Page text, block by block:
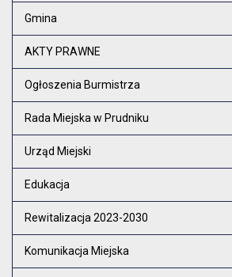
Gmina
AKTY PRAWNE
Ogłoszenia Burmistrza
Rada Miejska w Prudniku
Urząd Miejski
Edukacja
Rewitalizacja 2023-2030
Komunikacja Miejska